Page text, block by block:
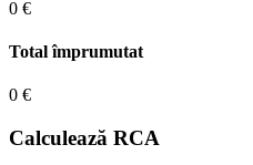
0 €
Total împrumutat
0 €
Calculează RCA